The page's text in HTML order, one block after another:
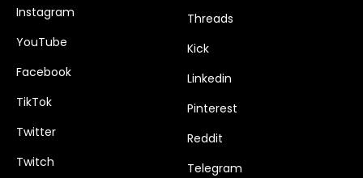
Instagram
YouTube
Facebook
TikTok
Twitter
Twitch
Threads
Kick
Linkedin
Pinterest
Reddit
Telegram